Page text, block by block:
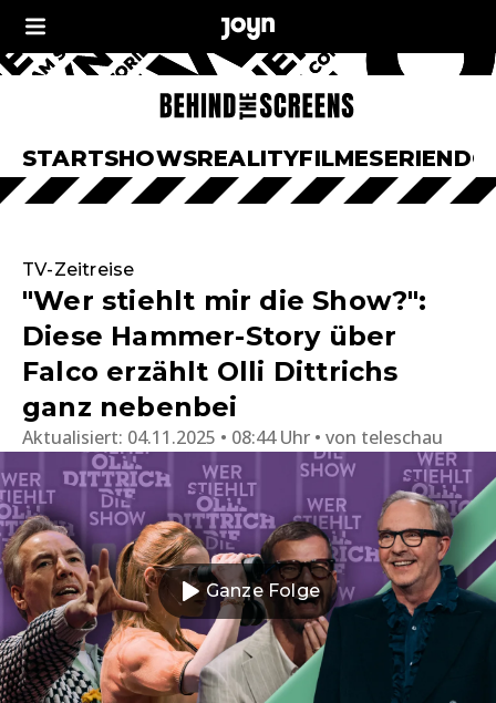
STARTSHOWSREALITYFILMESERIEN
TV-Zeitreise
"Wer stiehlt mir die Show?":
Diese Hammer-Story über
Falco erzählt Olli Dittrichs
ganz nebenbei
Aktualisiert: 04.11.2025 • 08:44 Uhr von teleschau
Ganze Folge